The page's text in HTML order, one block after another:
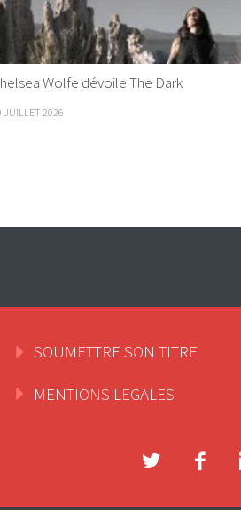
Wolfe dévoile The Dark
JUILLET 2026
SOUMETTRE SON TITRE
MENTIONS LEGALES